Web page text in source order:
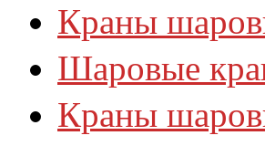
Краны
Шаровые
Краны